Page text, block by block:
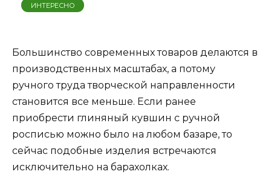
ИНТЕРЕСНО
Большинство современных товаров делаются в
производственных масштабах, а потому
ручного труда творческой направленности
становится все меньше. Если ранее
приобрести глиняный кувшин с ручной
росписью можно было на любом базаре, то
сейчас подобные изделия встречаются
исключительно на барахолках.